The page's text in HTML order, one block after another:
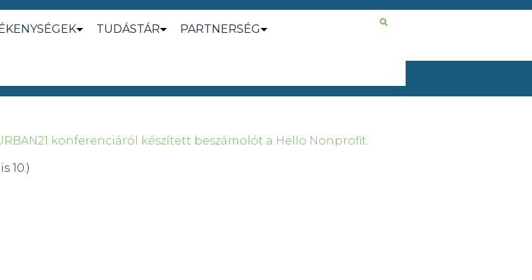
TUDÁSTÁR PARTNERSÉG
konferenciáról készített beszámolót a Hello Nonprofit.
10.)